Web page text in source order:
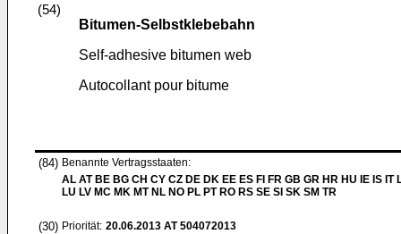
(54)
Bitumen-Selbstklebebahn
Self-adhesive bitumen web
Autocollant pour bitume
(84) Benannte Vertragsstaaten:
AL AT BE BG CH CY CZ DE DK EE ES FI FR GB GR HR HU IE IS IT
LU LV MC MK MT NL NO PL PT RO RS SE SI SK SM TR
(30) Priorität: 20.06.2013 AT 504072013